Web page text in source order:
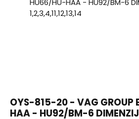
OYS-815-20 - VAG GROUP
HAA - HU92/BM-6